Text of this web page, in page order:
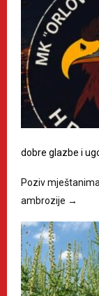
dobre glazbe i
Poziv
ambrozije →